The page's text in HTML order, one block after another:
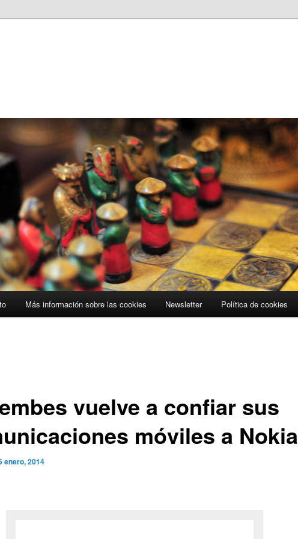
Más información sobre las cookies Newsletter Política de cookies
vuelve a confiar sus
móviles a Nokia
enero, 2014